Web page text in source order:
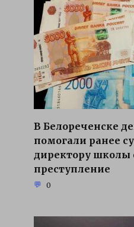
В Белореченске
помогали ранее
директору школы
преступление
0